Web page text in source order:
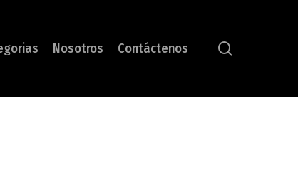
Nosotros Contáctenos